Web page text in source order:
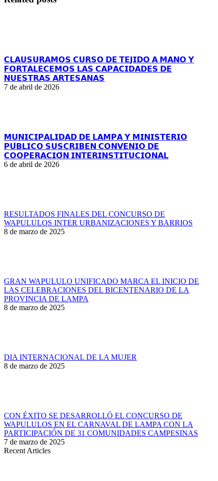
𝗖𝗟𝗔𝗨𝗦𝗨𝗥𝗔𝗠𝗢𝗦 𝗖𝗨𝗥𝗦𝗢 𝗗𝗘 𝗧𝗘𝗝𝗜𝗗𝗢 𝗔 𝗠𝗔𝗡𝗢 𝗬
𝗙𝗢𝗥𝗧𝗔𝗟𝗘𝗖𝗘𝗠𝗢𝗦 𝗟𝗔𝗦 𝗖𝗔𝗣𝗔𝗖𝗜𝗗𝗔𝗗𝗘𝗦 𝗗𝗘
𝗡𝗨𝗘𝗦𝗧𝗥𝗔𝗦 𝗔𝗥𝗧𝗘𝗦𝗔𝗡𝗔𝗦
7 de abril de 2026
𝗠𝗨𝗡𝗜𝗖𝗜𝗣𝗔𝗟𝗜𝗗𝗔𝗗 𝗗𝗘 𝗟𝗔𝗠𝗣𝗔 𝗬 𝗠𝗜𝗡𝗜𝗦𝗧𝗘𝗥𝗜𝗢
𝗣𝗨́𝗕𝗟𝗜𝗖𝗢 𝗦𝗨𝗦𝗖𝗥𝗜𝗕𝗘𝗡 𝗖𝗢𝗡𝗩𝗘𝗡𝗜𝗢 𝗗𝗘
𝗖𝗢𝗢𝗣𝗘𝗥𝗔𝗖𝗜𝗢́𝗡 𝗜𝗡𝗧𝗘𝗥𝗜𝗡𝗦𝗧𝗜𝗧𝗨𝗖𝗜𝗢𝗡𝗔𝗟
6 de abril de 2026
RESULTADOS FINALES DEL CONCURSO DE
WAPULULOS INTER URBANIZACIONES Y BARRIOS
8 de marzo de 2025
GRAN WAPULULO UNIFICADO MARCA EL INICIO DE
LAS CELEBRACIONES DEL BICENTENARIO DE LA
PROVINCIA DE LAMPA
8 de marzo de 2025
DIA INTERNACIONAL DE LA MUJER
8 de marzo de 2025
CON ÉXITO SE DESARROLLÓ EL CONCURSO DE
WAPULULOS EN EL CARNAVAL DE LAMPA CON LA
PARTICIPACIÓN DE 31 COMUNIDADES CAMPESINAS
7 de marzo de 2025
Recent Articles